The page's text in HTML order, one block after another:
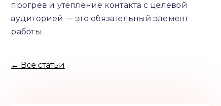
прогрев и утепление контакта с целевой
аудиторией — это обязательный элемент
работы.
← Все статьи